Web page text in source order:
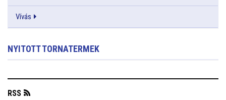
Vívás
NYITOTT TORNATERMEK
RSS